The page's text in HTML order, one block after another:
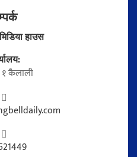
हाउस
कैलाली